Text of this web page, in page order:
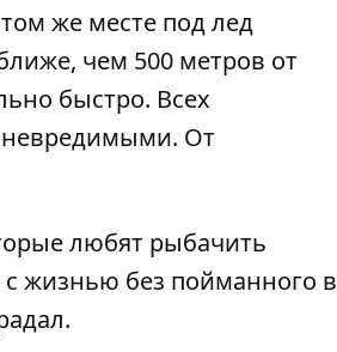
же месте под лед
чем 500 метров от
быстро. Всех
От
любят рыбачить
с жизнью без пойманного в